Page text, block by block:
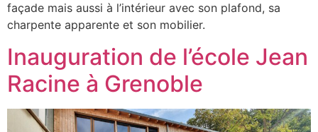
façade mais aussi à l’intérieur avec son plafond, sa
charpente apparente et son mobilier.
Inauguration de l’école Jean
Racine à Grenoble